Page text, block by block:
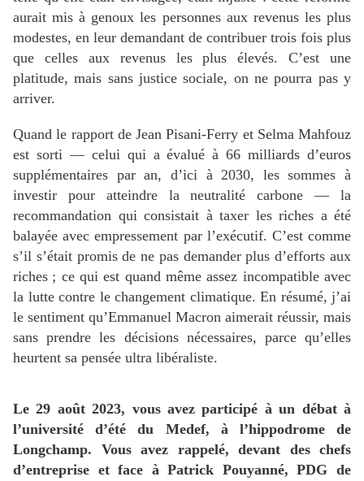
aurait mis à genoux les personnes aux revenus les plus
modestes, en leur demandant de contribuer trois fois plus
que celles aux revenus les plus élevés. C’est une
platitude, mais sans justice sociale, on ne pourra pas y
arriver.
Quand le rapport de Jean Pisani-Ferry et Selma Mahfouz
est sorti — celui qui a évalué à 66 milliards d’euros
supplémentaires par an, d’ici à 2030, les sommes à
investir pour atteindre la neutralité carbone — la
recommandation qui consistait à taxer les riches a été
balayée avec empressement par l’exécutif. C’est comme
s’il s’était promis de ne pas demander plus d’efforts aux
riches ; ce qui est quand même assez incompatible avec
la lutte contre le changement climatique. En résumé, j’ai
le sentiment qu’Emmanuel Macron aimerait réussir, mais
sans prendre les décisions nécessaires, parce qu’elles
heurtent sa pensée ultra libéraliste.
Le 29 août 2023, vous avez participé à un débat à
l’université d’été du Medef, à l’hippodrome de
Longchamp. Vous avez rappelé, devant des chefs
d’entreprise et face à Patrick Pouyanné,PDG de